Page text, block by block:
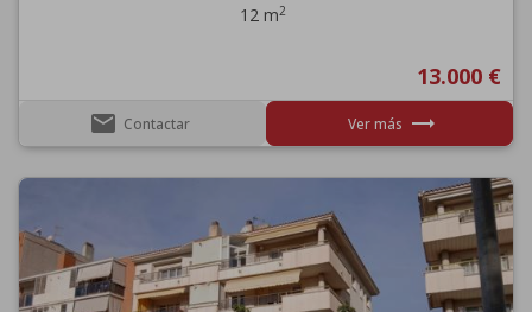
12 m2
13.000 €
email Contactar Ver más trending_flat
Previous Next